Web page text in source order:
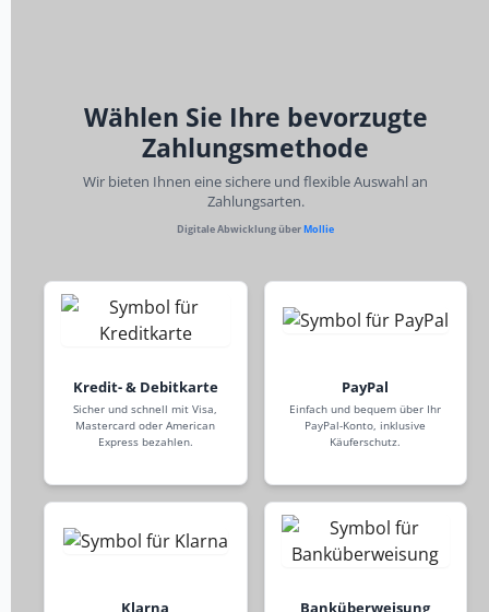
Wählen Sie Ihre bevorzugte
Zahlungsmethode
Wir bieten Ihnen eine sichere und flexible Auswahl an
Zahlungsarten.
Digitale Abwicklung überMollie
Kredit- & Debitkarte
Sicher und schnell mit Visa,
Mastercard oder American
Express bezahlen.
PayPal
Einfach und bequem über Ihr
PayPal-Konto, inklusive
Käuferschutz.
Klarna Banküberweisung